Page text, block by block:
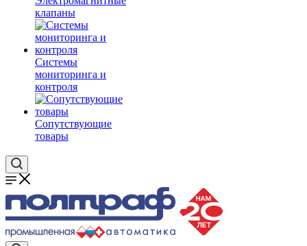
клапаны
Системы
мониторинга и
контроля
Сопутствующие
товары